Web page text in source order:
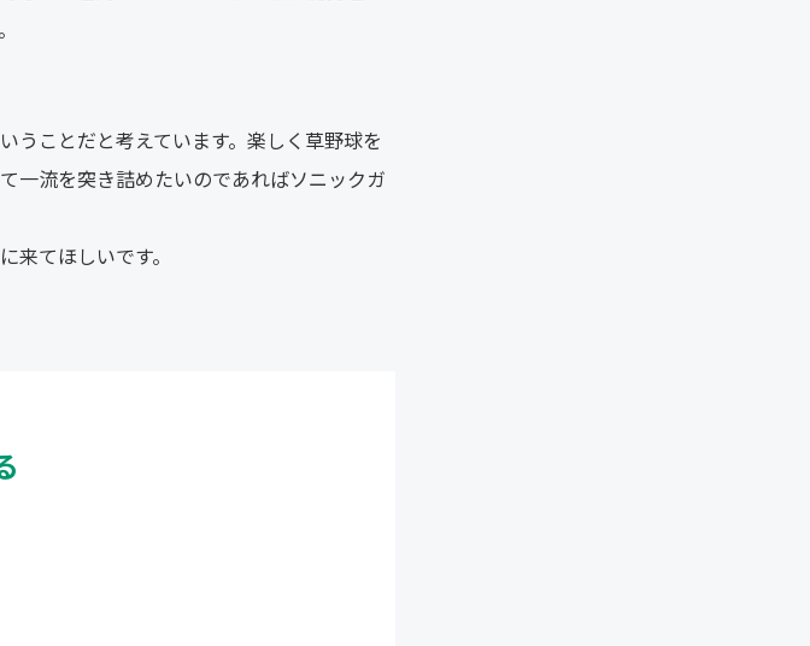
うことだと考えています。楽しく草野球を
一流を突き詰めたいのであればソニックガ
てほしいです。